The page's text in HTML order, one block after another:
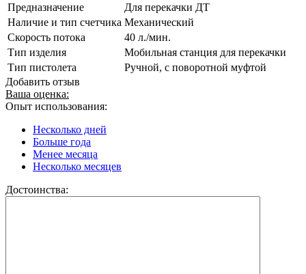
Предназначение
Для перекачки ДТ
Наличие и тип счетчика Механический
Скорость потока
40 л./мин.
Тип изделия
Мобильная станция для перекачки
Тип пистолета
Ручной, с поворотной муфтой
Добавить отзыв
Ваша оценка:
Опыт использования:
Несколько дней
Больше года
Менее месяца
Несколько месяцев
Достоинства: